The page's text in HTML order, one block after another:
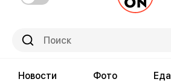
Новости Фото Еда